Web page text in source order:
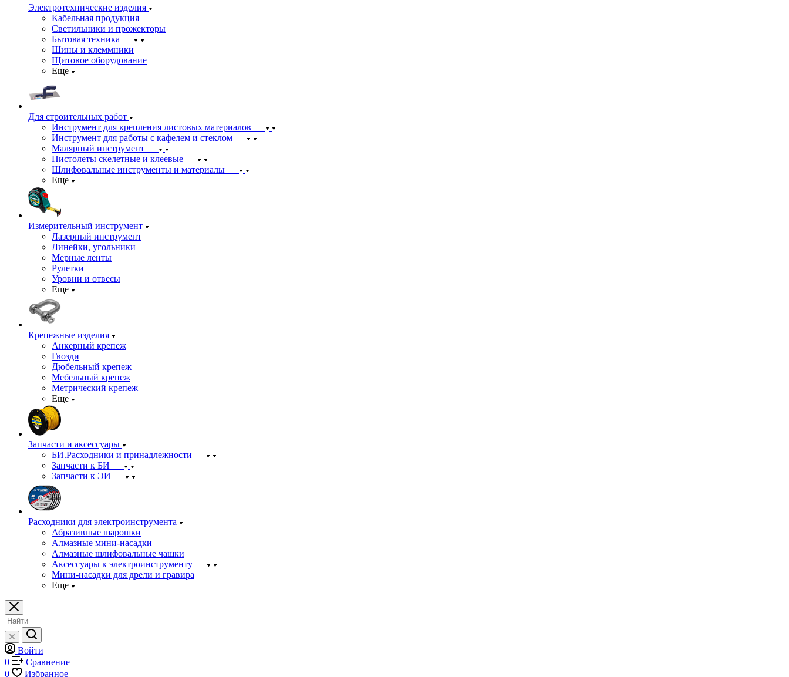
Электротехнические изделия
Кабельная продукция
Светильники и прожекторы
Бытовая техника
Шины и клеммники
Щитовое оборудование
Еще
Для строительных работ
Инструмент для крепления листовых материалов
Инструмент для работы с кафелем и стеклом
Малярный инструмент
Пистолеты скелетные и клеевые
Шлифовальные инструменты и материалы
Еще
Измерительный инструмент
Лазерный инструмент
Линейки, угольники
Мерные ленты
Рулетки
Уровни и отвесы
Еще
Крепежные изделия
Анкерный крепеж
Гвозди
Дюбельный крепеж
Мебельный крепеж
Метрический крепеж
Еще
Запчасти и аксессуары
БИ.Расходники и принадлежности
Запчасти к БИ
Запчасти к ЭИ
Расходники для электроинструмента
Абразивные шарошки
Алмазные мини-насадки
Алмазные шлифовальные чашки
Аксессуары к электроинструменту
Мини-насадки для дрели и гравира
Еще
Войти
0
Сравнение
0
Избранное